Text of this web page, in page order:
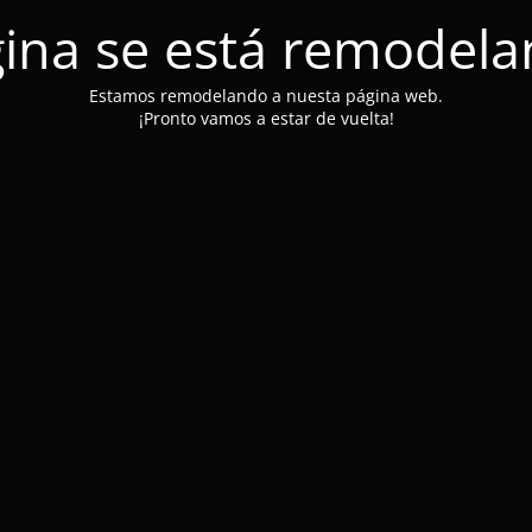
se está
Estamos remodelando a nuesta página web.
¡Pronto vamos a estar de vuelta!